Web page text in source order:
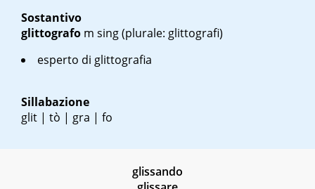
Sostantivo
glittografo m sing(plurale: glittografi)
esperto di glittografia
Sillabazione
glit | tò | gra | fo
glissando